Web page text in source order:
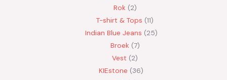
Rok 2
T-shirt & Tops 11
Indian Blue Jeans 25
Broek 7
Vest
2
KIEstone
36